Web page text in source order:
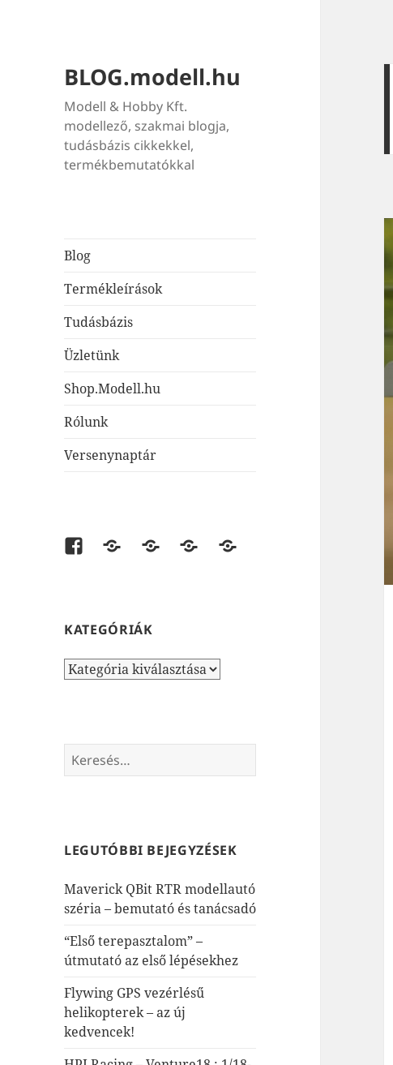
BLOG.modell.hu
Modell & Hobby Kft.
modellező, szakmai blogja,
tudásbázis cikkekkel,
termékbemutatókkal
Blog
Termékleírások
Tudásbázis
Üzletünk
Shop.Modell.hu
Rólunk
Versenynaptár
Facebookshop.modell.hu
AirsoftOne.hu
JátékNet.huJátékBolt.hu
KATEGÓRIÁK
Kategóriák
Keresés:
LEGUTÓBBI BEJEGYZÉSEK
Maverick QBit RTR modellautó
széria – bemutató és tanácsadó
“Első terepasztalom” –
útmutató az első lépésekhez
Flywing GPS vezérlésű
helikopterek – az új
kedvencek!